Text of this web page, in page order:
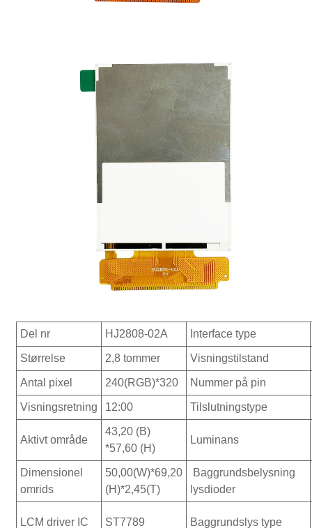
Del nr HJ2808-02A Interface type
Størrelse 2,8 tommer Visningstilstand
Antal pixel 240(RGB)*320 Nummer på pin
Visningsretning 12:00 Tilslutningstype
Aktivt område
43,20 (B)
*57,60 (H)
Luminans
Dimensionel
omrids
50,00(W)*69,20
(H)*2,45(T)
Baggrundsbelysning
lysdioder
LCM driver IC ST7789 Baggrundslys type